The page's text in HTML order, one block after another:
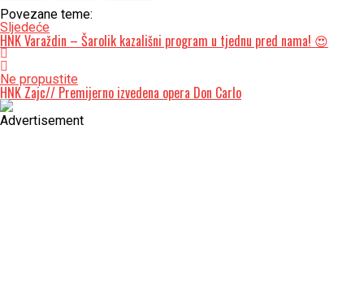
Povezane teme:
Sljedeće
HNK Varaždin – Šarolik kazališni program u tjednu pred nama! 😍
Ne propustite
HNK Zajc// Premijerno izvedena opera Don Carlo
Advertisement